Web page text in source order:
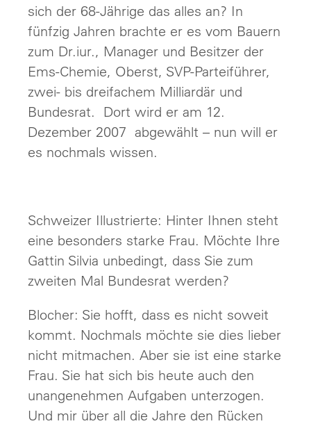
sich der 68-Jährige das alles an? In
fünfzig Jahren brachte er es vom Bauern
zum Dr.iur., Manager und Besitzer der
Ems-Chemie, Oberst, SVP-Parteiführer,
zwei- bis dreifachem Milliardär und
Bundesrat. Dort wird er am 12.
Dezember 2007 abgewählt – nun will er
es nochmals wissen.
Schweizer Illustrierte: Hinter Ihnen steht
eine besonders starke Frau. Möchte Ihre
Gattin Silvia unbedingt, dass Sie zum
zweiten Mal Bundesrat werden?
Blocher: Sie hofft, dass es nicht soweit
kommt. Nochmals möchte sie dies lieber
nicht mitmachen. Aber sie ist eine starke
Frau. Sie hat sich bis heute auch den
unangenehmen Aufgaben unterzogen.
Und mir über all die Jahre den Rücken